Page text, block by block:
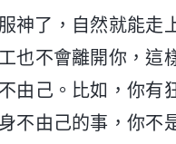
神了，自然就能走
也不會離開你，這
由己。比如，你有
不由己的事，你不